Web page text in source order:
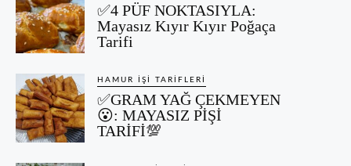
✅4 PÜF NOKTASIYLA:
Mayasız Kıyır Kıyır Poğaça
Tarifi
HAMUR İŞI TARIFLERI
✅GRAM YAĞ ÇEKMEYEN
😮: MAYASIZ PİŞİ
TARİFİ💯